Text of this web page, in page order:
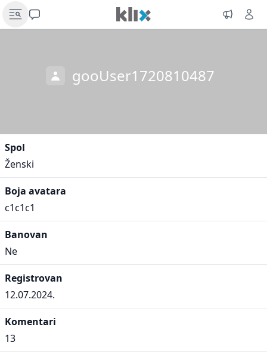
gooUser1720810487
Spol
Ženski
Boja avatara
c1c1c1
Banovan
Ne
Registrovan
12.07.2024.
Komentari
13